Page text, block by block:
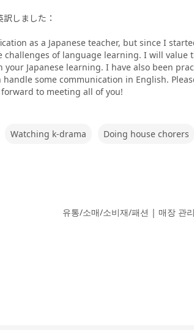
しました：
as a Japanese teacher, but since I
challenges of language learning. I will value
your Japanese learning. I have also been
handle some communication in English.
to meeting all of you!
Watching k-drama Doing house chorers
유통/소매/소비재/패션 | 매장 관